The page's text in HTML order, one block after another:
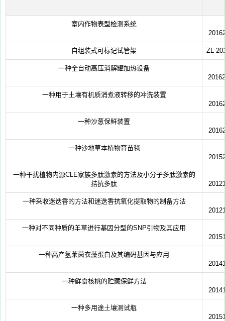
室内作物表型检测系统
自组装式可标记试管架 ZL
一种全自动高压消解罐加热设备
一种用于土壤有机质消煮液转移的冲洗装置
一种沙葱保鲜装置
一种沙地草本植物育苗毯
一种干扰植物内源CLE家族多肽激素的方法及小分子多肽激素的
拮抗多肽
一种采收迷迭香的方法和迷迭香抗氧化提取物的制备方法
一种对不同种质的羊草进行基因分型的SNP引物及其应用
一种高产氢莱茵衣藻蛋白及其编码基因与应用
一种鲜食核桃的贮藏保鲜方法
一种多用途土壤测试瓶